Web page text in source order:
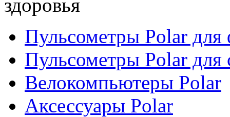
Пульсометры Polar для
Пульсометры Polar для
Велокомпьютеры Polar
Аксессуары Polar